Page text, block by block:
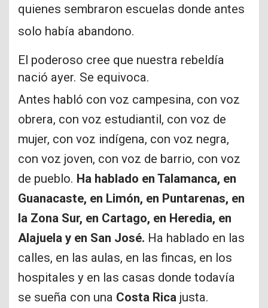
quienes sembraron escuelas donde antes
solo había abandono.
El poderoso cree que nuestra rebeldía
nació ayer. Se equivoca.
Antes habló con voz campesina, con voz
obrera, con voz estudiantil, con voz de
mujer, con voz indígena, con voz negra,
con voz joven, con voz de barrio, con voz
de pueblo. Ha hablado en Talamanca, en
Guanacaste, en Limón, en Puntarenas, en
la Zona Sur, en Cartago, en Heredia, en
Alajuela y en San José. Ha hablado en las
calles, en las aulas, en las fincas, en los
hospitales y en las casas donde todavía
se sueña con una Costa Rica justa.